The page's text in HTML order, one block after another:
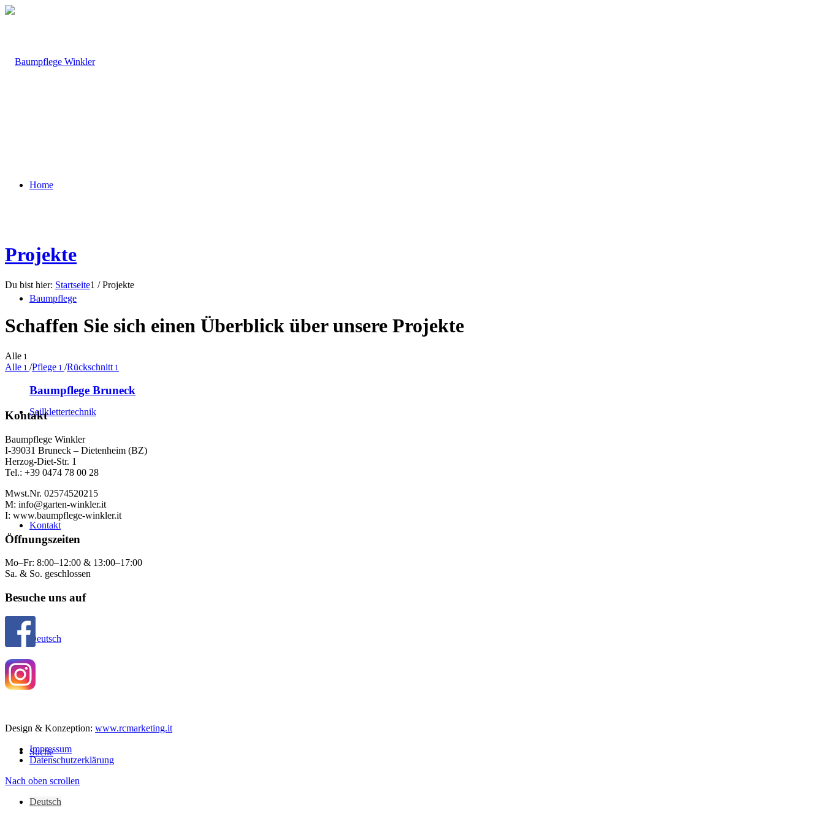
Home
Baumpflege
Seilklettertechnik
Kontakt
Deutsch
Suche
Projekte
Du bist hier: Startseite1 / Projekte
Schaffen Sie sich einen Überblick über unsere Projekte
Alle 1
Alle 1 /Pflege 1 /Rückschnitt 1
Baumpflege Bruneck
Kontakt
Baumpflege Winkler
I-39031 Bruneck – Dietenheim (BZ)
Herzog-Diet-Str. 1
Tel.: +39 0474 78 00 28
Mwst.Nr. 02574520215
M: info@garten-winkler.it
I: www.baumpflege-winkler.it
Öffnungszeiten
Mo–Fr: 8:00–12:00 & 13:00–17:00
Sa. & So. geschlossen
Besuche uns auf
Design & Konzeption: www.rcmarketing.it
Impressum
Datenschutzerklärung
Nach oben scrollen
Deutsch